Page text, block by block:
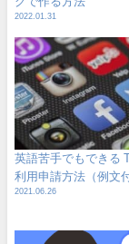
2022.01.31
英語苦手でもできる
利用申請方法（例文
2021.06.26